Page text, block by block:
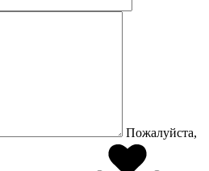
Пожалуйста,